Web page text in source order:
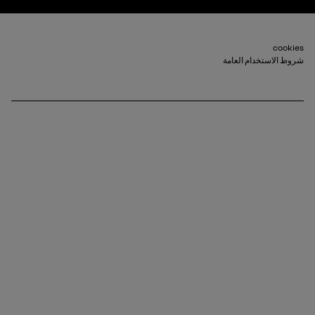
Footer_2
cookies
شروط الاستخدام العامة